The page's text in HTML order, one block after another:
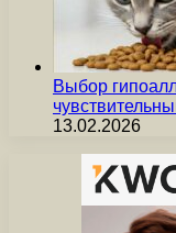
Выбор
13.02.2026